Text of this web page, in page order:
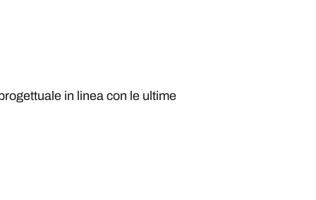
in linea con le ultime